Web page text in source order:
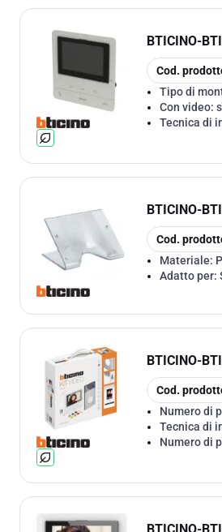
BTICINO-
copia
Cod.
Tipo di
Con video:
Tecnica di
BTICINO-
copia
Cod.
Materiale:
Adatto per:
BTICINO-
copia
Cod.
Numero di
Tecnica di
Numero di
BTICINO-